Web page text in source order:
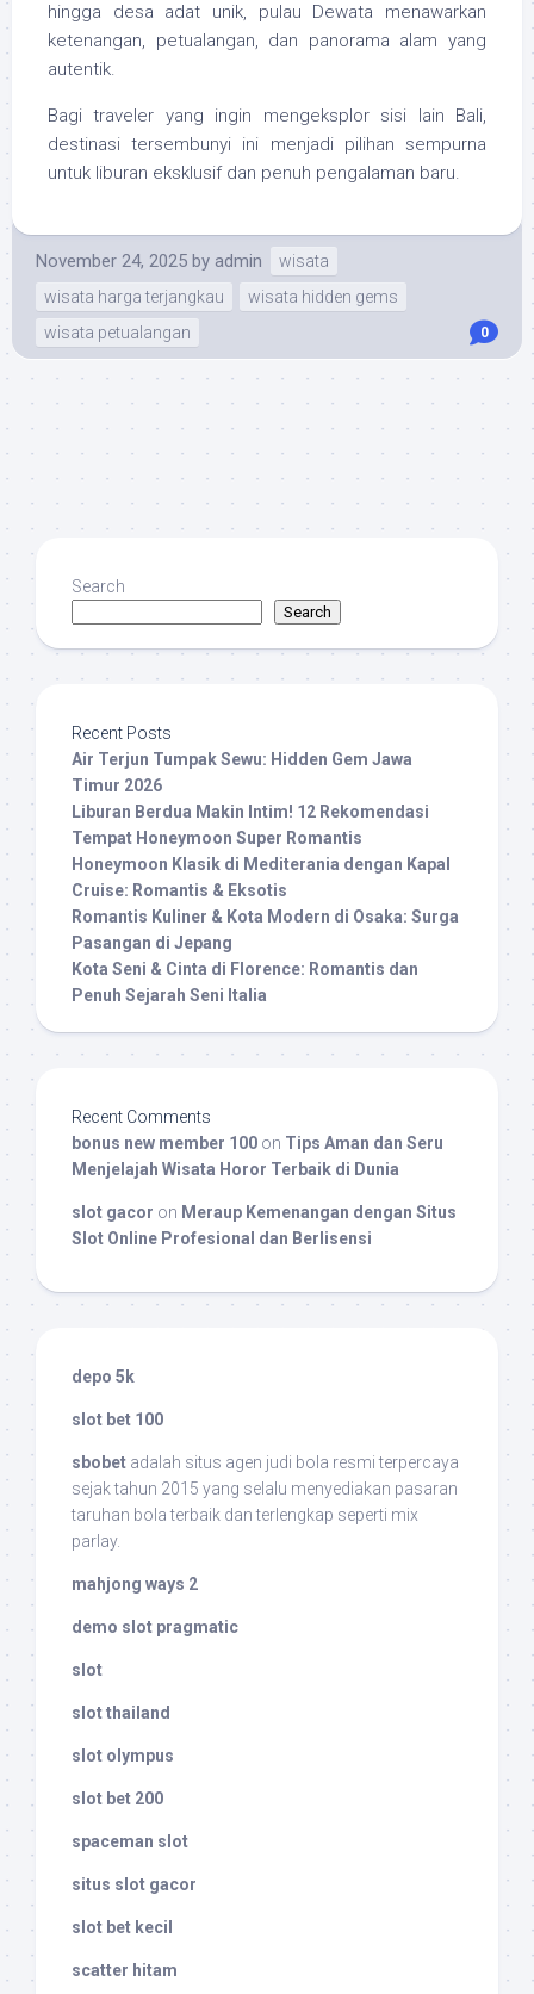
hingga desa adat unik, pulau Dewata menawarkan
ketenangan, petualangan, dan panorama alam yang
autentik.
Bagi traveler yang ingin mengeksplor sisi lain Bali,
destinasi tersembunyi ini menjadi pilihan sempurna
untuk liburan eksklusif dan penuh pengalaman baru.
November 24, 2025 by admin
wisata
wisata harga terjangkau
wisata hidden gems
wisata petualangan
0
Search
Search
Recent Posts
Air Terjun Tumpak Sewu: Hidden Gem Jawa
Timur 2026
Liburan Berdua Makin Intim! 12 Rekomendasi
Tempat Honeymoon Super Romantis
Honeymoon Klasik di Mediterania dengan Kapal
Cruise: Romantis & Eksotis
Romantis Kuliner & Kota Modern di Osaka: Surga
Pasangan di Jepang
Kota Seni & Cinta di Florence: Romantis dan
Penuh Sejarah Seni Italia
Recent Comments
bonus new member 100 on Tips Aman dan Seru
Menjelajah Wisata Horor Terbaik di Dunia
slot gacor on Meraup Kemenangan dengan Situs
Slot Online Profesional dan Berlisensi
depo 5k
slot bet 100
sbobet adalah situs agen judi bola resmi terpercaya
sejak tahun 2015 yang selalu menyediakan pasaran
taruhan bola terbaik dan terlengkap seperti mix
parlay.
mahjong ways 2
demo slot pragmatic
slot
slot thailand
slot olympus
slot bet 200
spaceman slot
situs slot gacor
slot bet kecil
scatter hitam